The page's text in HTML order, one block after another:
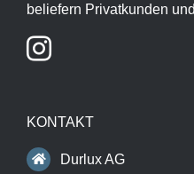
beliefern Privatkunden
KONTAKT
Durlux AG